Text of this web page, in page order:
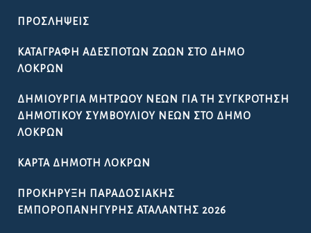
ΠΡΟΣΛΉΨΕΙΣ
ΚΑΤΑΓΡΑΦΉ ΑΔΈΣΠΟΤΩΝ ΖΏΩΝ ΣΤΟ ΔΉΜΟ
ΛΟΚΡΏΝ
ΔΗΜΙΟΥΡΓΊΑ ΜΗΤΡΏΟΥ ΝΈΩΝ ΓΙΑ ΤΗ ΣΥΓΚΡΌΤΗΣΗ
ΔΗΜΟΤΙΚΟΎ ΣΥΜΒΟΥΛΊΟΥ ΝΈΩΝ ΣΤΟ ΔΉΜΟ
ΛΟΚΡΏΝ
ΚΆΡΤΑ ΔΗΜΌΤΗ ΛΟΚΡΏΝ
ΠΡΟΚΉΡΥΞΗ ΠΑΡΑΔΟΣΙΑΚΉΣ
ΕΜΠΟΡΟΠΑΝΉΓΥΡΗΣ ΑΤΑΛΆΝΤΗΣ 2026